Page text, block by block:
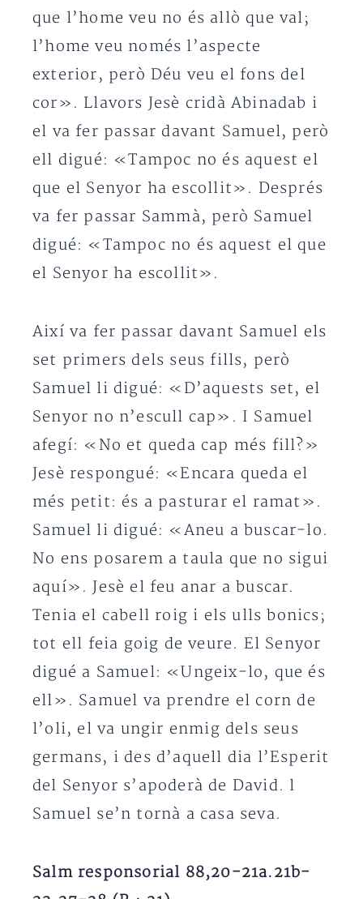
que l’home veu no és allò que val;
l’home veu només l’aspecte
exterior, però Déu veu el fons del
cor». Llavors Jesè cridà Abinadab i
el va fer passar davant Samuel, però
ell digué: «Tampoc no és aquest el
que el Senyor ha escollit». Després
va fer passar Sammà, però Samuel
digué: «Tampoc no és aquest el que
el Senyor ha escollit».
Així va fer passar davant Samuel els
set primers dels seus fills, però
Samuel li digué: «D’aquests set, el
Senyor no n’escull cap». I Samuel
afegí: «No et queda cap més fill?»
Jesè respongué: «Encara queda el
més petit: és a pasturar el ramat».
Samuel li digué: «Aneu a buscar-lo.
No ens posarem a taula que no sigui
aquí». Jesè el feu anar a buscar.
Tenia el cabell roig i els ulls bonics;
tot ell feia goig de veure. El Senyor
digué a Samuel: «Ungeix-lo, que és
ell». Samuel va prendre el corn de
l’oli, el va ungir enmig dels seus
germans, i des d’aquell dia l’Esperit
del Senyor s’apoderà de David. l
Samuel se’n tornà a casa seva.
Salm responsorial 88,20-21a.21b-